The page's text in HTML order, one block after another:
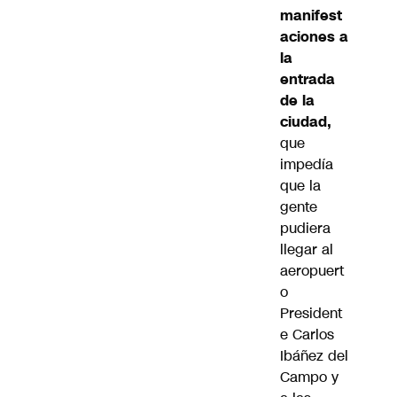
manifest
aciones a
la
entrada
de la
ciudad,
que
impedía
que la
gente
pudiera
llegar al
aeropuert
o
President
e Carlos
Ibáñez del
Campo y